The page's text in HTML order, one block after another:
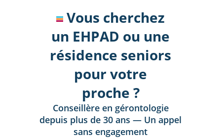
Vous cherchez
un EHPAD ou une
résidence seniors
pour votre
proche ?
Conseillère en gérontologie
depuis plus de 30 ans — Un appel
sans engagement